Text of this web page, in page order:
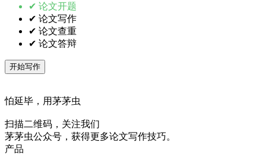
✔ 论文开题
✔ 论文写作
✔ 论文查重
✔ 论文答辩
开始写作
怕延毕，用茅茅虫
扫描二维码，关注我们
茅茅虫公众号，获得更多论文写作技巧。
产品